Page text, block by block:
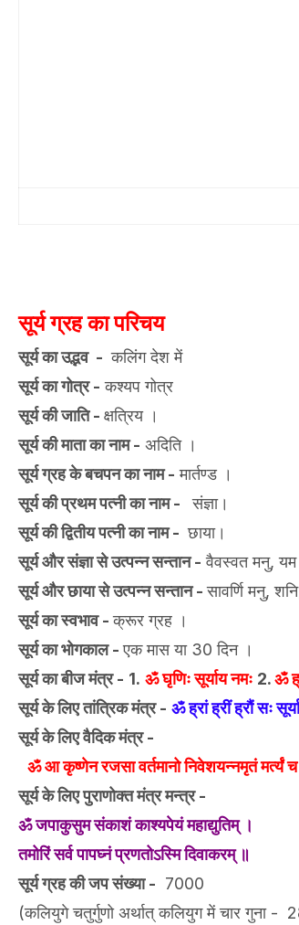
सूर्य ग्रह का परिचय
सूर्य का उद्भव - कलिंग देश में
सूर्य का गोत्र - कश्यप गोत्र
सूर्य की जाति - क्षत्रिय ।
सूर्य की माता का नाम - अदिति ।
सूर्य ग्रह के बचपन का नाम - मार्तण्ड ।
सूर्य की प्रथम पत्नी का नाम -
संज्ञा।
सूर्य की द्वितीय पत्नी का नाम - छाया।
सूर्य और संज्ञा से उत्पन्न सन्तान - वैवस्वत मनु,
सूर्य और छाया से उत्पन्न सन्तान -सावर्णि मनु,
सूर्य का स्वभाव -क्रूर ग्रह ।
सूर्य का भोगकाल -एक मास या 30 दिन ।
सूर्य का बीज मंत्र - 1. ॐ घृणिः सूर्याय नमः 2.ॐ
सूर्य के लिए तांत्रिक मंत्र - ॐ ह्रां ह्रीं ह्रौं सः
सूर्य के लिए वैदिक मंत्र -
ॐ आ कृष्णेन रजसा वर्तमानो निवेशयन्नमृतं मर्त्यं
सूर्य के लिए पुराणोक्त मंत्र मन्त्र -
ॐ जपाकुसुम संकाशं काश्यपेयं महाद्युतिम् ।
तमोरिं सर्व पापघ्नं प्रणतोऽस्मि दिवाकरम् ॥
सूर्य ग्रह की जप संख्या - 7000
(कलियुगे चतुर्गुणो अर्थात् कलियुग में चार